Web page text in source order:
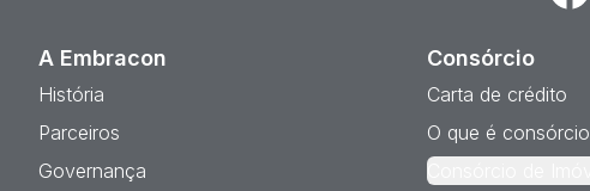
A Embracon
História
Parceiros
Governança
Consórcio
Carta de crédito
O que é consórcio